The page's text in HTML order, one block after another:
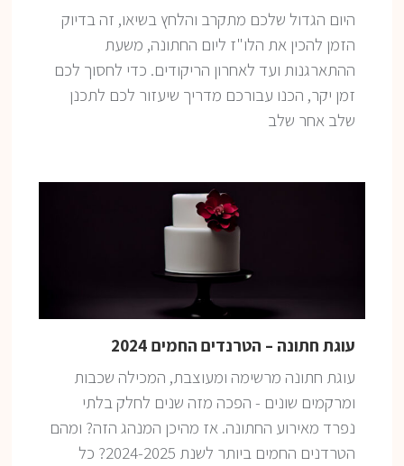
היום הגדול שלכם מתקרב והלחץ בשיאו, זה בדיוק
הזמן להכין את הלו"ז ליום החתונה, משעת
ההתארגנות ועד לאחרון הריקודים. כדי לחסוך לכם
זמן יקר, הכנו עבורכם מדריך שיעזור לכם לתכנן
שלב אחר שלב
עוגת חתונה – הטרנדים החמים 2024
עוגת חתונה מרשימה ומעוצבת, המכילה שכבות
ומרקמים שונים - הפכה מזה שנים לחלק בלתי
נפרד מאירוע החתונה. אז מהיכן המנהג הזה? ומהם
הטרדנים החמים ביותר לשנת 2024-2025? כל